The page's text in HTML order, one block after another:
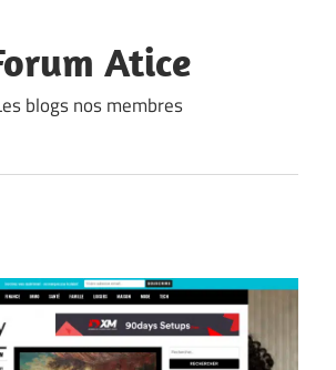
Atice
blogs nos membres